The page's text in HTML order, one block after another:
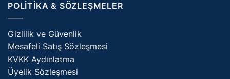
POLITIKA & SÖZLEŞMELER
Gizlilik ve Güvenlik
Mesafeli Satış Sözleşmesi
KVKK Aydınlatma
Üyelik Sözleşmesi